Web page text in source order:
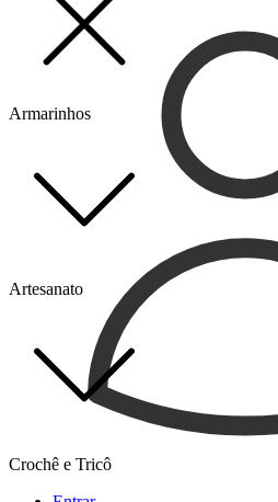
Armarinhos
Artesanato
Crochê e Tricô